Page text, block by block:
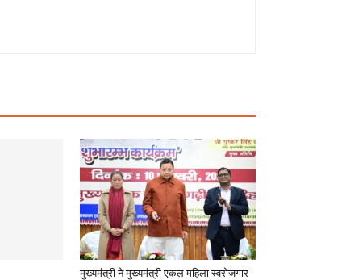
मुख्यमंत्री ने मुख्यमंत्री एकल महिला स्वरोजगार